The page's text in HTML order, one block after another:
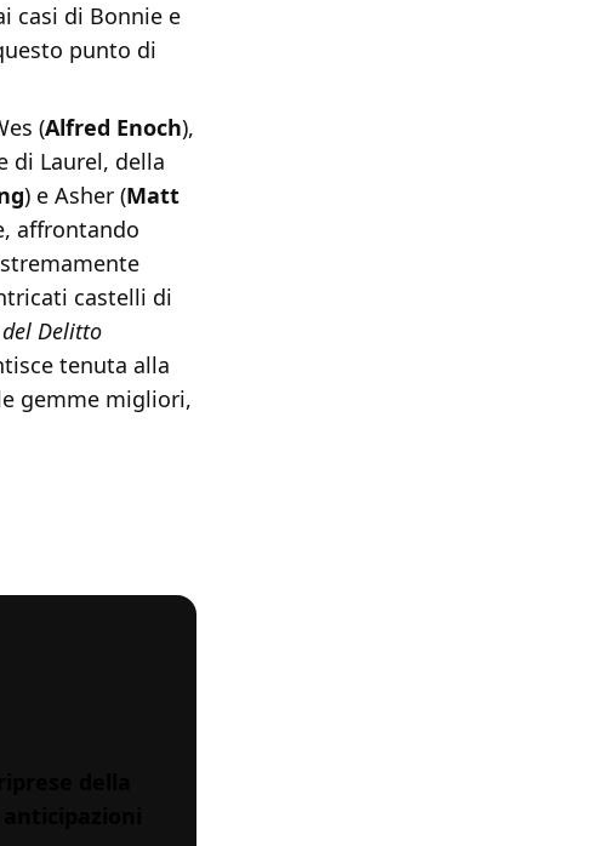
casi di Bonnie e
punto di
(Alfred Enoch),
di Laurel, della
) e Asher (Matt
affrontando
castelli di
del Delitto
tenuta alla
gemme migliori,
della